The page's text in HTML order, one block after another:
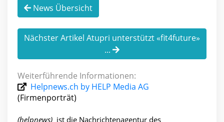
News Übersicht
Nächster Artikel Atupri unterstützt «fit4future»
...
Weiterführende Informationen:
Helpnews.ch by HELP Media AG
(Firmenporträt)
(helpnews) ist die Nachrichtenagentur des